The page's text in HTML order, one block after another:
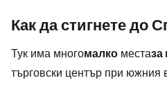
Как да стигнете до
Тук има многомалко местаза
търговски център при южния